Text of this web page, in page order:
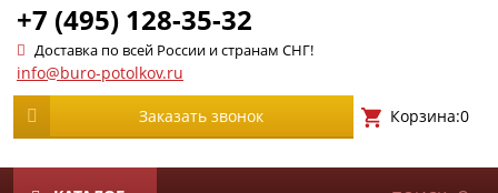
+7 (495) 128-35-32
Доставка по всей России и странам СНГ!
info@buro-potolkov.ru
Заказать звонок Корзина:0